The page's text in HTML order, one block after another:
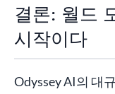
결론: 월드
시작이다
Odyssey AI의 대